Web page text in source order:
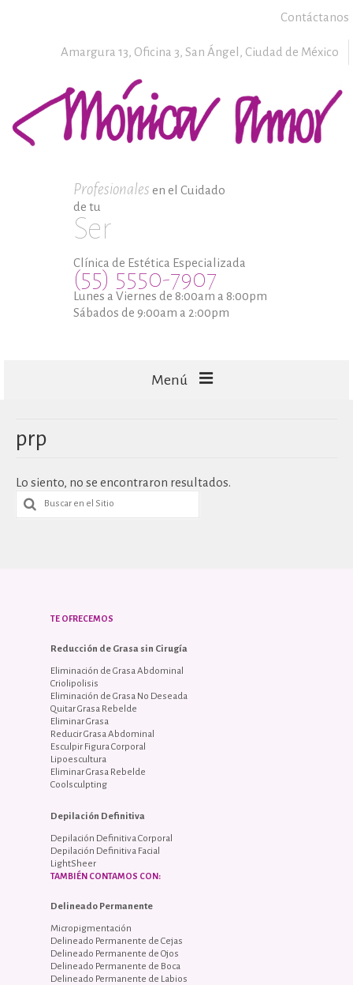
Contáctanos
Amargura 13, Oficina 3, San Ángel, Ciudad de México
Profesionales en el Cuidado
de tu
Ser
Clínica de Estética Especializada
(55) 5550-7907
Lunes a Viernes de 8:00am a 8:00pm
Sábados de 9:00am a 2:00pm
Menú
CAPILARES
TECNOLOGÍA
prp
Lo siento, no se encontraron resultados.
TE OFRECEMOS
Reducción de Grasa sin Cirugía
Eliminación de Grasa Abdominal
Criolipolisis
Eliminación de Grasa No Deseada
Quitar Grasa Rebelde
Eliminar Grasa
Reducir Grasa Abdominal
Esculpir Figura Corporal
Lipoescultura
Eliminar Grasa Rebelde
Coolsculpting
Depilación Definitiva
Depilación Definitiva Corporal
Depilación Definitiva Facial
LightSheer
TAMBIÉN CONTAMOS CON:
Delineado Permanente
Micropigmentación
Delineado Permanente de Cejas
Delineado Permanente de Ojos
Delineado Permanente de Boca
Delineado Permanente de Labios